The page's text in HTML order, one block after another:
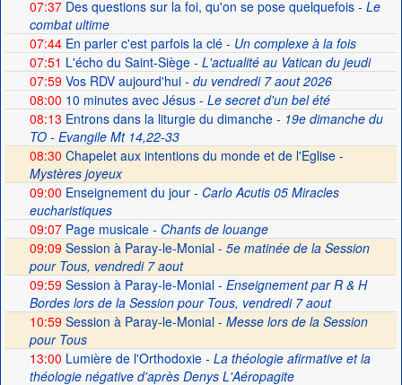
07:37Des questions sur la foi, qu'on se pose quelquefois- Le
combat ultime
07:44En parler c'est parfois la clé- Un complexe à la fois
07:51 L'écho du Saint-Siège- L'actualité au Vatican du jeudi
07:59Vos RDV aujourd'hui- du vendredi 7 aout 2026
08:00 10 minutes avec Jésus- Le secret d'un bel été
08:13 Entrons dans la liturgie du dimanche- 19e dimanche du
TO - Evangile Mt 14,22-33
08:30 Chapelet aux intentions du monde et de l'Eglise -
Mystères joyeux
09:00 Enseignement du jour- Carlo Acutis 05 Miracles
eucharistiques
09:07Page musicale- Chants de louange
09:09 Session à Paray-le-Monial - 5e matinée de la Session
pour Tous, vendredi 7 aout
09:59Session à Paray-le-Monial- Enseignement par R & H
Bordes lors de la Session pour Tous, vendredi 7 aout
10:59 Session à Paray-le-Monial - Messe lors de la Session
pour Tous
13:00 Lumière de l'Orthodoxie- La théologie afirmative et la
théologie négative d'après Denys L'Aéropagite